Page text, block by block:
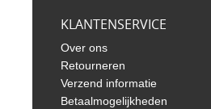
KLANTENSERVICE
Over ons
Retourneren
Verzend informatie
Betaalmogelijkheden